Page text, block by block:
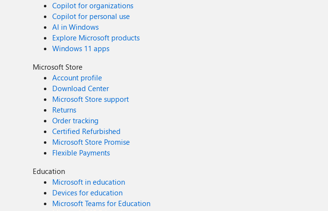
Copilot for organizations
Copilot for personal use
AI in Windows
Explore Microsoft products
Windows 11 apps
Microsoft Store
Account profile
Download Center
Microsoft Store support
Returns
Order tracking
Certified Refurbished
Microsoft Store Promise
Flexible Payments
Education
Microsoft in education
Devices for education
Microsoft Teams for Education